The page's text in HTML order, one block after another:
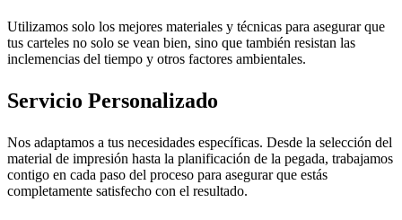
Utilizamos solo los mejores materiales y técnicas para asegurar que
tus carteles no solo se vean bien, sino que también resistan las
inclemencias del tiempo y otros factores ambientales.
Servicio Personalizado
Nos adaptamos a tus necesidades específicas. Desde la selección del
material de impresión hasta la planificación de la pegada, trabajamos
contigo en cada paso del proceso para asegurar que estás
completamente satisfecho con el resultado.